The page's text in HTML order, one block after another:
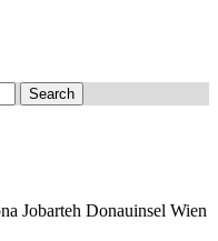
Search
Jobarteh Donauinsel Wien